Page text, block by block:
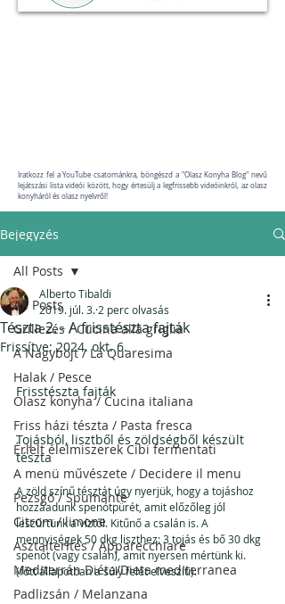
Iratkozz fel a YouTube csatornánkra, böngészd a "Olasz Konyha Blog" nevű
lejátszási lista videói között, hogy értesülj a legfrissebb videóinkról, az olasz
konyháról és olasz nyelvről!
Bejegyzés
All Posts
Grillezés / Cucina alla griglia
A Nagyböjt / La Quaresima
Halak / Pesce
Olasz konyha / Cucina italiana
Friss házi tészta / Pasta fresca
Érlelt élelmiszerek Cibi fermentati
A menü művészete / Decidere il menu
Pezsgő / Spumante
Citrom / limone
Asztalterítés / Apparecchiare
Mediterrán Diéta/Dieta mediterranea
Padlizsán / Melanzana
All Posts
Tészta 2. - A frisstészta fajták
Alberto Tibaldi
2019. júl. 3. 2 perc olvasás
Frissítve:2024. okt. 6.
Frisstészta fajták
Tojásból, lisztből és zöldségből készült
tészta
A zöld színű tésztát úgy nyerjük, hogy a tojáshoz
hozzáadunk spenótpürét, amit előzőleg jól
leszűrtünk a víztől. Kitűnő a csalán is. A
mennyiségek 50 dkg liszthez: 3 tojás és bő 30 dkg
spenót (vagy csalán), amit nyersen mértünk ki.
(főtt állapotban a súly felét elveszíti).